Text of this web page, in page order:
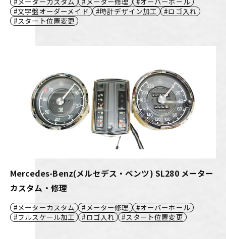
文字盤オーダーメイド
時計デザイン加工
ロゴ入れ
スタート位置変更
Mercedes-Benz(メルセデス・ベンツ) SL280 メーター
カスタム・修理
メーターカスタム メーター修理
オーバーホール
フルスケール加工
ロゴ入れ スタート位置変更